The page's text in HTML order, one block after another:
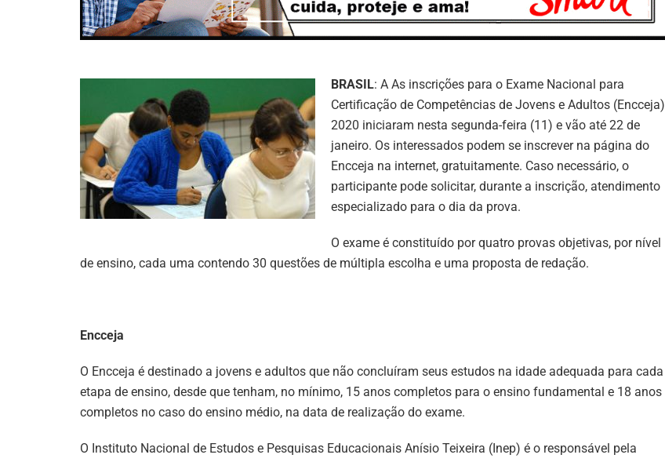
BRASIL: A As inscrições para o Exame Nacional para
Certificação de Competências de Jovens e Adultos (Encceja)
2020 iniciaram nesta segunda-feira (11) e vão até 22 de
janeiro. Os interessados podem se inscrever na página do
Encceja na internet, gratuitamente. Caso necessário, o
participante pode solicitar, durante a inscrição, atendimento
especializado para o dia da prova.
O exame é constituído por quatro provas objetivas, por nível
de ensino, cada uma contendo 30 questões de múltipla escolha e uma proposta de redação.
Encceja
O Encceja é destinado a jovens e adultos que não concluíram seus estudos na idade adequada para cada
etapa de ensino, desde que tenham, no mínimo, 15 anos completos para o ensino fundamental e 18 anos
completos no caso do ensino médio, na data de realização do exame.
O Instituto Nacional de Estudos e Pesquisas Educacionais Anísio Teixeira (Inep) é o responsável pela